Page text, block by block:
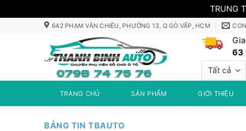
TRUNG
642 PHẠM VĂN CHIÊU, PHƯỜNG 13, Q GÒ VẤP, HCM
63
TRANG CHỦ SẢN PHẨM GIỚI THIỆU
BẢNG TIN TBAUTO